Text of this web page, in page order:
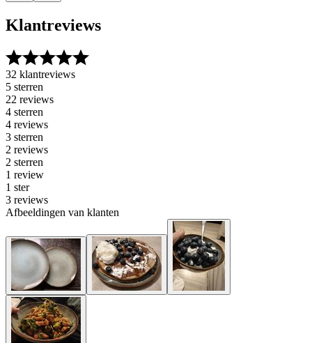
Klantreviews
32 klantreviews
5 sterren
22 reviews
4 sterren
4 reviews
3 sterren
2 reviews
2 sterren
1 review
1 ster
3 reviews
Afbeeldingen van klanten